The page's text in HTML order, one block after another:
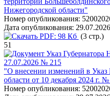
Нижегородской области"
Номер опубликования:
Дата опубликования: 29.07.2026
PDF: 98 Кб (3 стр.)
51
Указ Губернатора
27.07.2026 № 215
"О внесении изменений в Указ
области от 10 декабря 2024 г.
Номер опубликования: